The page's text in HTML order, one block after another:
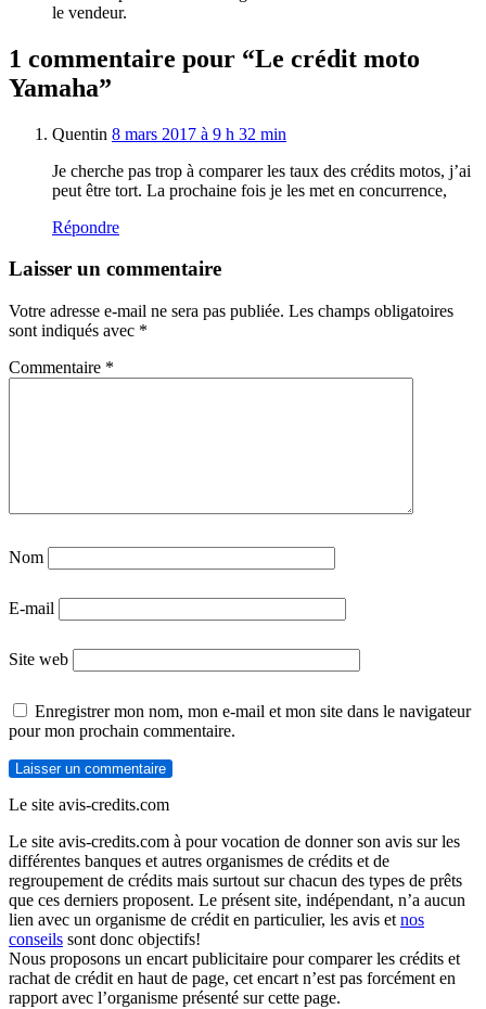
le vendeur.
1 commentaire pour “Le crédit moto
Yamaha”
Quentin 8 mars 2017 à 9 h 32 min
Je cherche pas trop à comparer les taux des crédits motos, j’ai
peut être tort. La prochaine fois je les met en concurrence,
Répondre
Laisser un commentaire
Votre adresse e-mail ne sera pas publiée. Les champs obligatoires
sont indiqués avec *
Commentaire *
Nom
E-mail
Site web
Enregistrer mon nom, mon e-mail et mon site dans le navigateur
pour mon prochain commentaire.
Le site avis-credits.com
Le site avis-credits.com à pour vocation de donner son avis sur les
différentes banques et autres organismes de crédits et de
regroupement de crédits mais surtout sur chacun des types de prêts
que ces derniers proposent. Le présent site, indépendant, n’a aucun
lien avec un organisme de crédit en particulier, les avis et nos
conseils sont donc objectifs!
Nous proposons un encart publicitaire pour comparer les crédits et
rachat de crédit en haut de page, cet encart n’est pas forcément en
rapport avec l’organisme présenté sur cette page.